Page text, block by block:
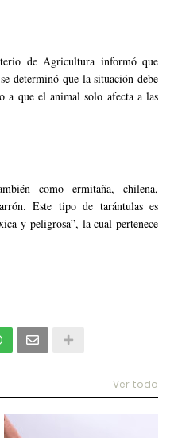
de Agricultura informó que
determinó que la situación debe
a que el animal solo afecta a las
como ermitaña, chilena,
Este tipo de tarántulas es
y peligrosa”, la cual pertenece
Ver todo